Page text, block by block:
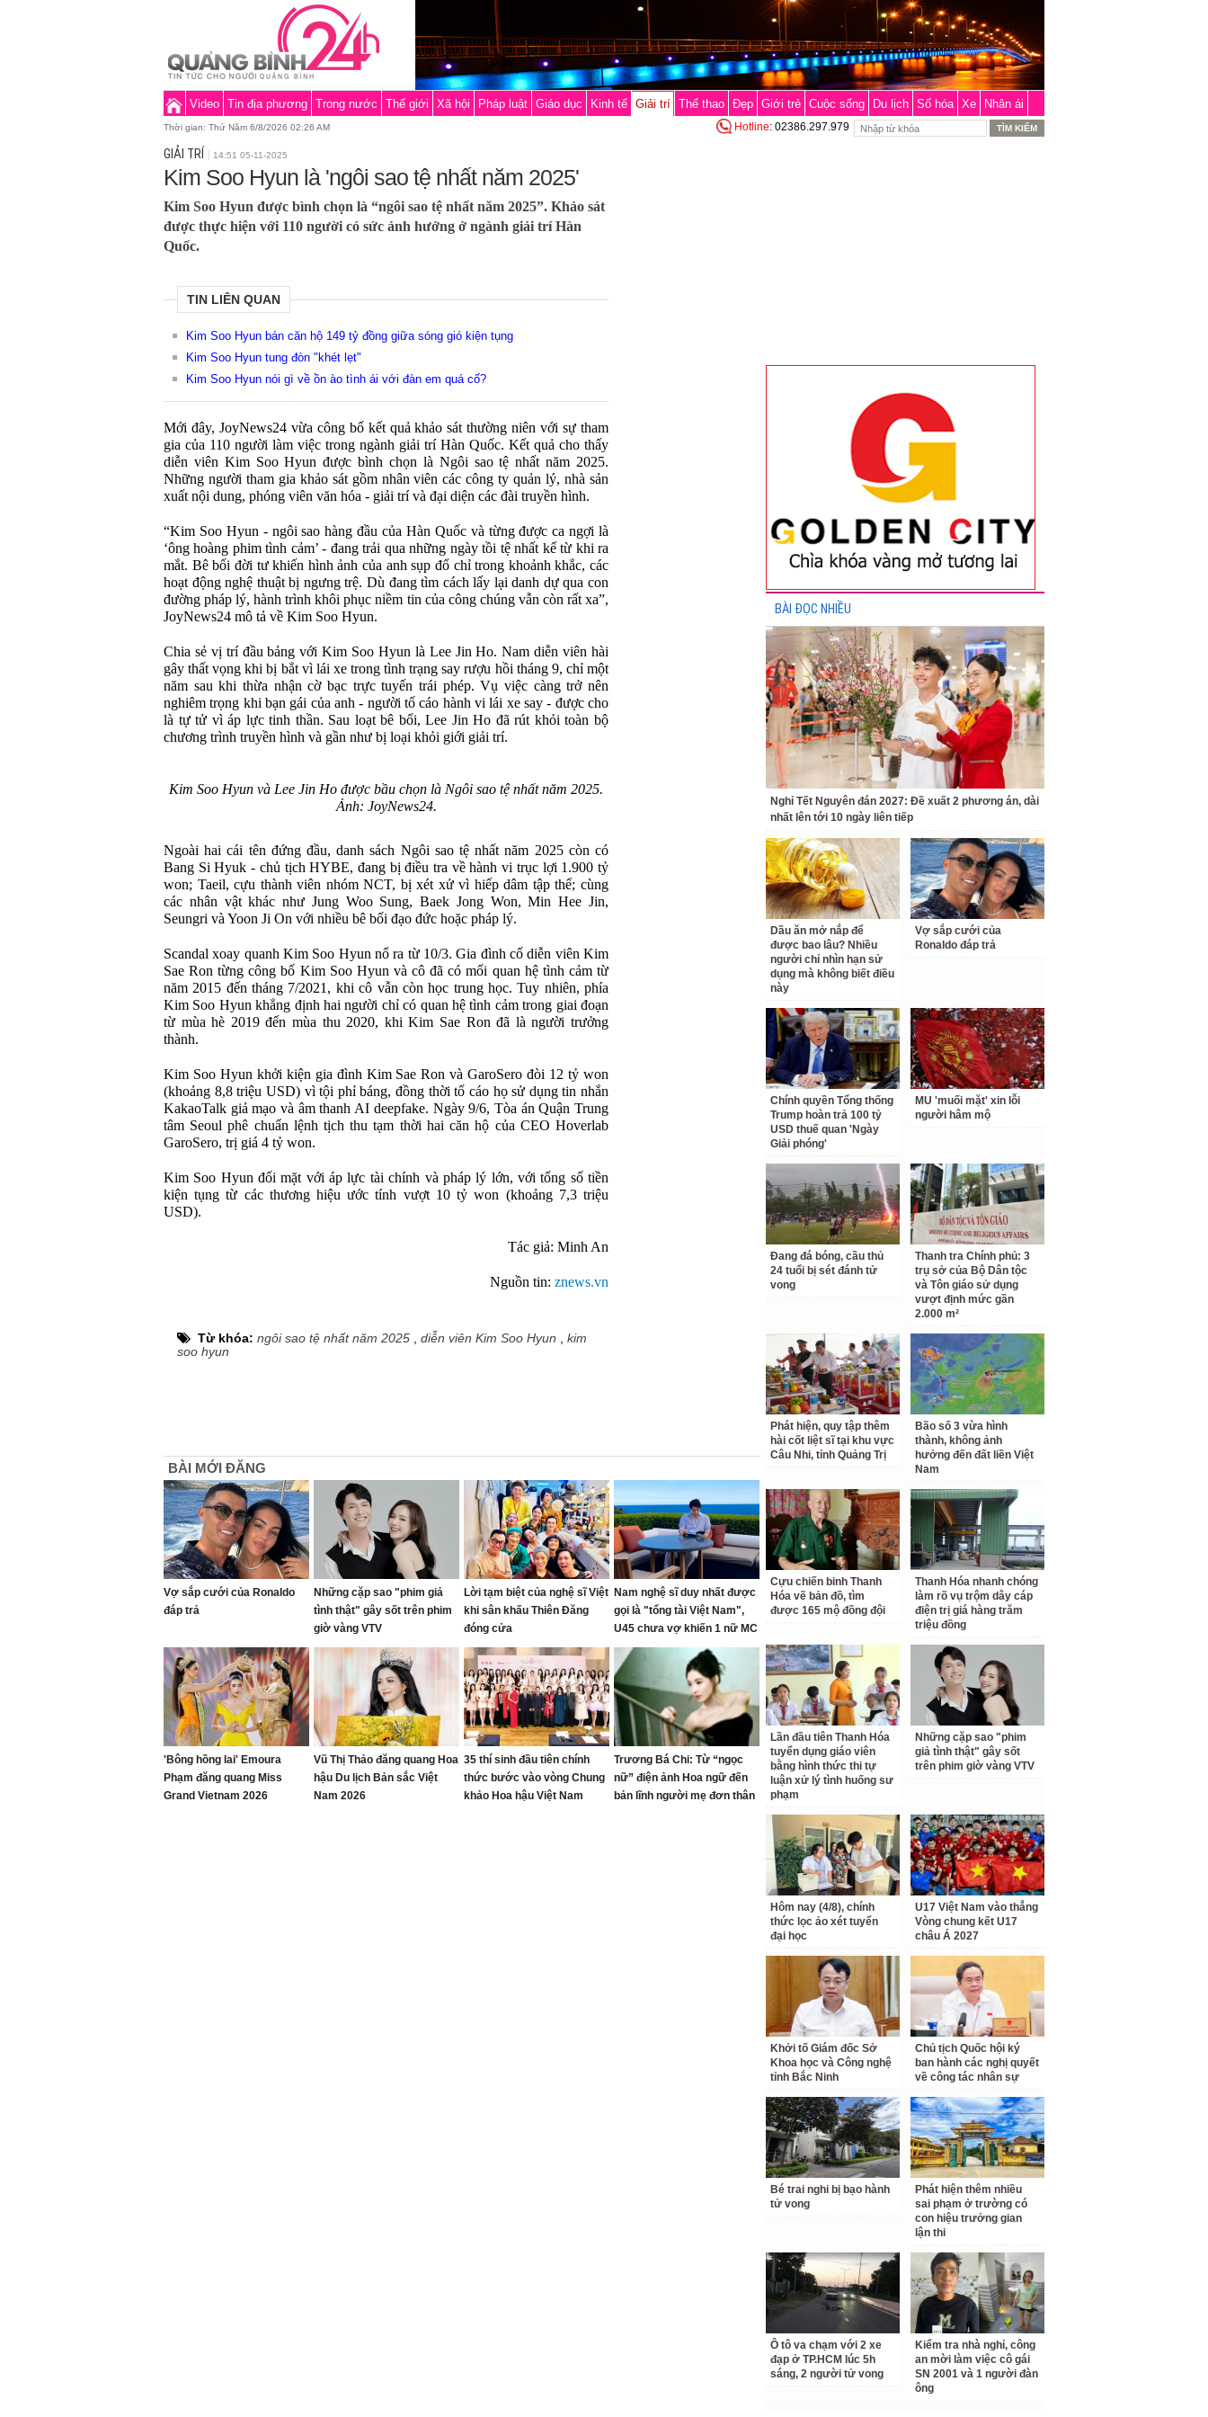
Video Tin địa phương Trong nước Thế giới Xã hội Pháp luật Giáo dục Kinh tế Giải trí Thể thao Đẹp Giới trẻ Cuộc sống Du lịch Số hóa Xe Nhân ái
Thời gian: Thứ Năm 6/8/2026 02:26 AM Hotline: 02386.297.979
GIẢI TRÍ 14:51 05-11-2025
Kim Soo Hyun là 'ngôi sao tệ nhất năm 2025'
Kim Soo Hyun được bình chọn là “ngôi sao tệ nhất năm 2025”. Khảo sát
được thực hiện với 110 người có sức ảnh hưởng ở ngành giải trí Hàn
Quốc.
TIN LIÊN QUAN
Kim Soo Hyun bán căn hộ 149 tỷ đồng giữa sóng gió kiện tụng
Kim Soo Hyun tung đòn "khét lẹt"
Kim Soo Hyun nói gì về ồn ào tình ái với đàn em quá cố?
Mới đây, JoyNews24 vừa công bố kết quả khảo sát thường niên với sự tham
gia của 110 người làm việc trong ngành giải trí Hàn Quốc. Kết quả cho thấy
diễn viên Kim Soo Hyun được bình chọn là Ngôi sao tệ nhất năm 2025.
Những người tham gia khảo sát gồm nhân viên các công ty quản lý, nhà sản
xuất nội dung, phóng viên văn hóa - giải trí và đại diện các đài truyền hình.
“Kim Soo Hyun - ngôi sao hàng đầu của Hàn Quốc và từng được ca ngợi là
‘ông hoàng phim tình cảm’ - đang trải qua những ngày tồi tệ nhất kể từ khi ra
mắt. Bê bối đời tư khiến hình ảnh của anh sụp đổ chỉ trong khoảnh khắc, các
hoạt động nghệ thuật bị ngưng trệ. Dù đang tìm cách lấy lại danh dự qua con
đường pháp lý, hành trình khôi phục niềm tin của công chúng vẫn còn rất xa”,
JoyNews24 mô tả về Kim Soo Hyun.
Chia sẻ vị trí đầu bảng với Kim Soo Hyun là Lee Jin Ho. Nam diễn viên hài
gây thất vọng khi bị bắt vì lái xe trong tình trạng say rượu hồi tháng 9, chỉ một
năm sau khi thừa nhận cờ bạc trực tuyến trái phép. Vụ việc càng trở nên
nghiêm trọng khi bạn gái của anh - người tố cáo hành vi lái xe say - được cho
là tự tử vì áp lực tinh thần. Sau loạt bê bối, Lee Jin Ho đã rút khỏi toàn bộ
chương trình truyền hình và gần như bị loại khỏi giới giải trí.
Kim Soo Hyun và Lee Jin Ho được bầu chọn là Ngôi sao tệ nhất năm 2025.
Ảnh: JoyNews24.
Ngoài hai cái tên đứng đầu, danh sách Ngôi sao tệ nhất năm 2025 còn có
Bang Si Hyuk - chủ tịch HYBE, đang bị điều tra về hành vi trục lợi 1.900 tỷ
won; Taeil, cựu thành viên nhóm NCT, bị xét xử vì hiếp dâm tập thể; cùng
các nhân vật khác như Jung Woo Sung, Baek Jong Won, Min Hee Jin,
Seungri và Yoon Ji On với nhiều bê bối đạo đức hoặc pháp lý.
Scandal xoay quanh Kim Soo Hyun nổ ra từ 10/3. Gia đình cố diễn viên Kim
Sae Ron từng công bố Kim Soo Hyun và cô đã có mối quan hệ tình cảm từ
năm 2015 đến tháng 7/2021, khi cô vẫn còn học trung học. Tuy nhiên, phía
Kim Soo Hyun khẳng định hai người chỉ có quan hệ tình cảm trong giai đoạn
từ mùa hè 2019 đến mùa thu 2020, khi Kim Sae Ron đã là người trưởng
thành.
Kim Soo Hyun khởi kiện gia đình Kim Sae Ron và GaroSero đòi 12 tỷ won
(khoảng 8,8 triệu USD) vì tội phỉ báng, đồng thời tố cáo họ sử dụng tin nhắn
KakaoTalk giả mạo và âm thanh AI deepfake. Ngày 9/6, Tòa án Quận Trung
tâm Seoul phê chuẩn lệnh tịch thu tạm thời hai căn hộ của CEO Hoverlab
GaroSero, trị giá 4 tỷ won.
Kim Soo Hyun đối mặt với áp lực tài chính và pháp lý lớn, với tổng số tiền
kiện tụng từ các thương hiệu ước tính vượt 10 tỷ won (khoảng 7,3 triệu
USD).
Tác giả: Minh An
Nguồn tin: znews.vn
Từ khóa: ngôi sao tệ nhất năm 2025 diễn viên Kim Soo Hyun
kim
soo hyun
BÀI MỚI ĐĂNG
Vợ sắp cưới của Ronaldo
đáp trả
Những cặp sao "phim giả
tình thật" gây sốt trên phim
giờ vàng VTV
Lời tạm biệt của nghệ sĩ Việt
khi sân khấu Thiên Đăng
đóng cửa
Nam nghệ sĩ duy nhất được
gọi là "tổng tài Việt Nam",
U45 chưa vợ khiến 1 nữ MC
thốt lên: "Đẹp quá!"
'Bông hồng lai' Emoura
Phạm đăng quang Miss
Grand Vietnam 2026
Vũ Thị Thảo đăng quang Hoa
hậu Du lịch Bản sắc Việt
Nam 2026
35 thí sinh đầu tiên chính
thức bước vào vòng Chung
khảo Hoa hậu Việt Nam
Trương Bá Chi: Từ “ngọc
nữ” điện ảnh Hoa ngữ đến
bản lĩnh người mẹ đơn thân
BÀI ĐỌC NHIỀU
Nghỉ Tết Nguyên đán 2027: Đề xuất 2 phương án, dài
nhất lên tới 10 ngày liên tiếp
Dầu ăn mở nắp để
được bao lâu? Nhiều
người chỉ nhìn hạn sử
dụng mà không biết điều
này
Vợ sắp cưới của
Ronaldo đáp trả
Chính quyền Tổng thống
Trump hoàn trả 100 tỷ
USD thuế quan 'Ngày
Giải phóng'
MU 'muối mặt' xin lỗi
người hâm mộ
Đang đá bóng, cầu thủ
24 tuổi bị sét đánh tử
vong
Thanh tra Chính phủ: 3
trụ sở của Bộ Dân tộc
và Tôn giáo sử dụng
vượt định mức gần
2.000 m²
Phát hiện, quy tập thêm
hài cốt liệt sĩ tại khu vực
Câu Nhi, tỉnh Quảng Trị
Bão số 3 vừa hình
thành, không ảnh
hưởng đến đất liền Việt
Nam
Cựu chiến binh Thanh
Hóa vẽ bản đồ, tìm
được 165 mộ đồng đội
Thanh Hóa nhanh chóng
làm rõ vụ trộm dây cáp
điện trị giá hàng trăm
triệu đồng
Lần đầu tiên Thanh Hóa
tuyển dụng giáo viên
bằng hình thức thi tự
luận xử lý tình huống sư
phạm
Những cặp sao "phim
giả tình thật" gây sốt
trên phim giờ vàng VTV
Hôm nay (4/8), chính
thức lọc ảo xét tuyển
đại học
U17 Việt Nam vào thẳng
Vòng chung kết U17
châu Á 2027
Khởi tố Giám đốc Sở
Khoa học và Công nghệ
tỉnh Bắc Ninh
Chủ tịch Quốc hội ký
ban hành các nghị quyết
về công tác nhân sự
Bé trai nghi bị bạo hành
tử vong
Phát hiện thêm nhiều
sai phạm ở trường có
con hiệu trưởng gian
lận thi
Ô tô va chạm với 2 xe
đạp ở TP.HCM lúc 5h
sáng, 2 người tử vong
Kiểm tra nhà nghỉ, công
an mời làm việc cô gái
SN 2001 và 1 người đàn
ông